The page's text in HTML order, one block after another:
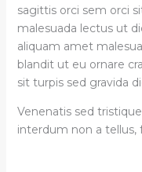
sagittis orci sem orci
malesuada lectus ut
aliquam amet
blandit ut eu ornare
sit turpis sed gravida
Venenatis sed
interdum non a tellus,